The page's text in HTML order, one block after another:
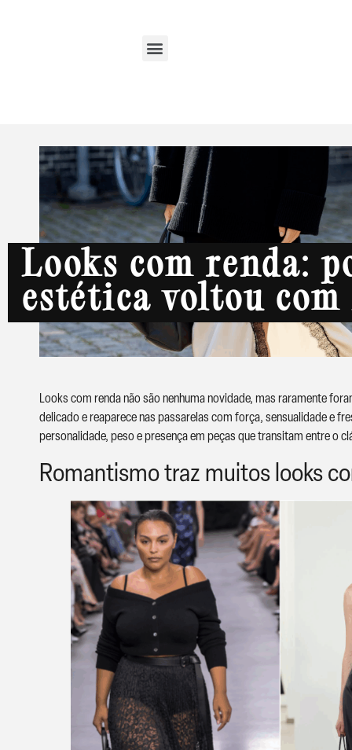
Looks com renda:
estética voltou
Looks com renda não são nenhuma novidade, mas raramente
delicado e reaparece nas passarelas com força, sensualidade e
personalidade, peso e presença em peças que transitam entre o
Romantismo traz muitos looks